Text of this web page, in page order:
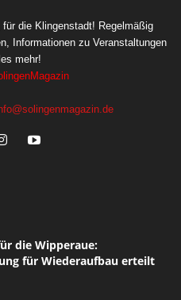
die Klingenstadt! Regelmäßig
Informationen zu Veranstaltungen
mehr!
die Wipperaue:
für Wiederaufbau erteilt